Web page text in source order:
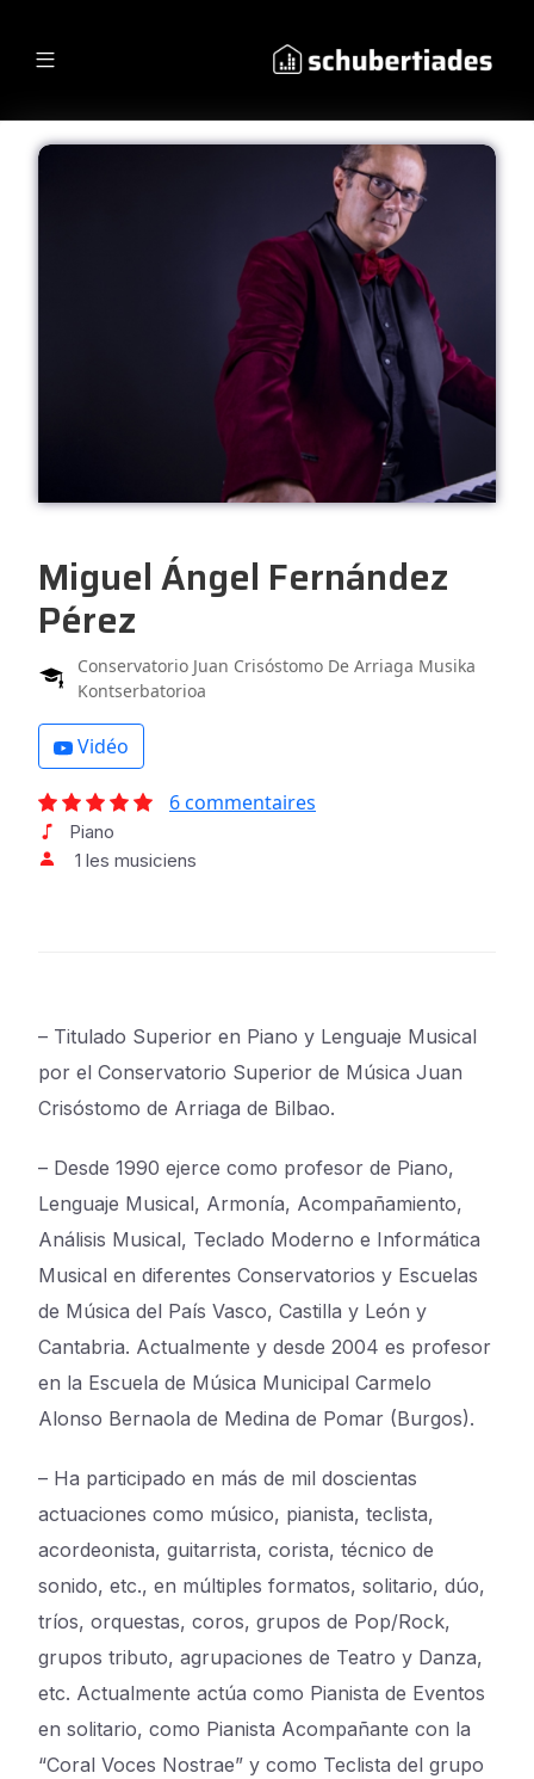
Miguel Ángel Fernández
Pérez
Conservatorio Juan Crisóstomo De Arriaga Musika
Kontserbatorioa
Vidéo
6 commentaires
Piano
1 les musiciens
– Titulado Superior en Piano y Lenguaje Musical
por el Conservatorio Superior de Música Juan
Crisóstomo de Arriaga de Bilbao.
– Desde 1990 ejerce como profesor de Piano,
Lenguaje Musical, Armonía, Acompañamiento,
Análisis Musical, Teclado Moderno e Informática
Musical en diferentes Conservatorios y Escuelas
de Música del País Vasco, Castilla y León y
Cantabria. Actualmente y desde 2004 es profesor
en la Escuela de Música Municipal Carmelo
Alonso Bernaola de Medina de Pomar (Burgos).
– Ha participado en más de mil doscientas
actuaciones como músico, pianista, teclista,
acordeonista, guitarrista, corista, técnico de
sonido, etc., en múltiples formatos, solitario, dúo,
tríos, orquestas, coros, grupos de Pop/Rock,
grupos tributo, agrupaciones de Teatro y Danza,
etc. Actualmente actúa como Pianista de Eventos
en solitario, como Pianista Acompañante con la
“Coral Voces Nostrae” y como Teclista del grupo